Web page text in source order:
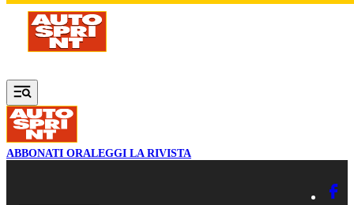
Vai al contenuto principale
ABBONATI ORALEGGI LA RIVISTA